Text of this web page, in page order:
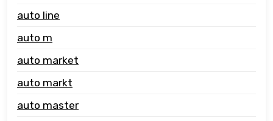
auto line
auto m
auto market
auto markt
auto master